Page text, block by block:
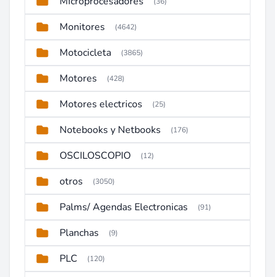
Monitores (4642)
Motocicleta (3865)
Motores (428)
Motores electricos (25)
Notebooks y Netbooks (176)
OSCILOSCOPIO (12)
otros (3050)
Palms/ Agendas Electronicas (91)
Planchas (9)
PLC (120)